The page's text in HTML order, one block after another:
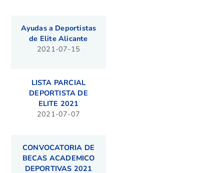
Ayudas a Deportistas
de Elite Alicante
2021-07-15
LISTA PARCIAL
DEPORTISTA DE
ELITE 2021
2021-07-07
CONVOCATORIA DE
BECAS ACADEMICO
DEPORTIVAS 2021